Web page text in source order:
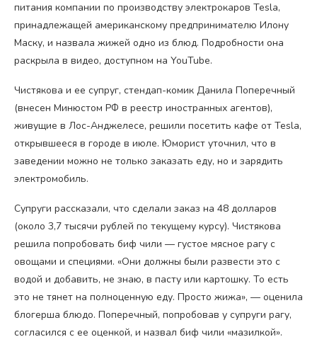
питания компании по производству электрокаров Tesla,
принадлежащей американскому предпринимателю Илону
Маску, и назвала жижей одно из блюд. Подробности она
раскрыла в видео, доступном на YouTube.
Чистякова и ее супруг, стендап-комик Данила Поперечный
(внесен Минюстом РФ в реестр иностранных агентов),
живущие в Лос-Анджелесе, решили посетить кафе от Tesla,
открывшееся в городе в июле. Юморист уточнил, что в
заведении можно не только заказать еду, но и зарядить
электромобиль.
Супруги рассказали, что сделали заказ на 48 долларов
(около 3,7 тысячи рублей по текущему курсу). Чистякова
решила попробовать биф чили — густое мясное рагу с
овощами и специями. «Они должны были развести это с
водой и добавить, не знаю, в пасту или картошку. То есть
это не тянет на полноценную еду. Просто жижа», — оценила
блогерша блюдо. Поперечный, попробовав у супруги рагу,
согласился с ее оценкой, и назвал биф чили «мазилкой».